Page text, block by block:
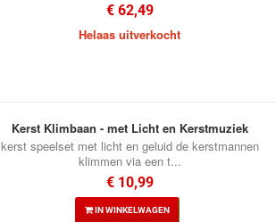
€ 62,49
Helaas uitverkocht
Kerst Klimbaan - met Licht en Kerstmuziek
kerst speelset met licht en geluid de kerstmannen
klimmen via een t...
€ 10,99
IN WINKELWAGEN